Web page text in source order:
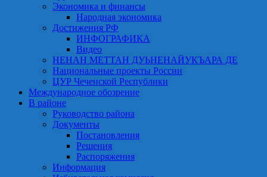
Экономика и финансы
Народная экономика
Достижения РФ
ИНФОГРАФИКА
Видео
НЕНАН МЕТТАН ДУЬНЕНАЙУКЪАРА ДЕ
Национальные проекты России
ЦУР Чеченской Республики
Международное обозрение
В районе
Руководство района
Документы
Постановления
Решения
Распоряжения
Информация